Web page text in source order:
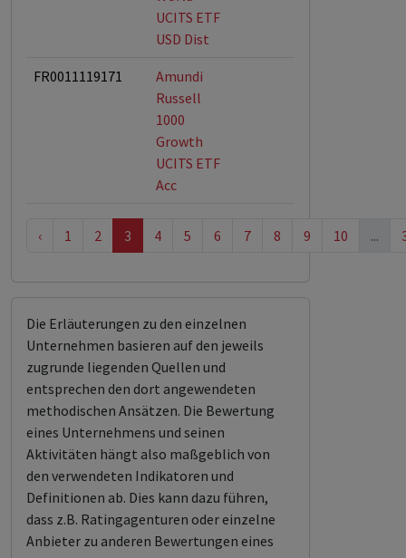
UCITS ETF
USD Dist
FR0011119171
Amundi
Russell
1000
Growth
UCITS ETF
Acc
‹ 1 2 3 4 5 6 7 8 9 10 ...
Die Erläuterungen zu den einzelnen
Unternehmen basieren auf den jeweils
zugrunde liegenden Quellen und
entsprechen den dort angewendeten
methodischen Ansätzen. Die Bewertung
eines Unternehmens und seinen
Aktivitäten hängt also maßgeblich von
den verwendeten Indikatoren und
Definitionen ab. Dies kann dazu führen,
dass z.B. Ratingagenturen oder einzelne
Anbieter zu anderen Bewertungen eines